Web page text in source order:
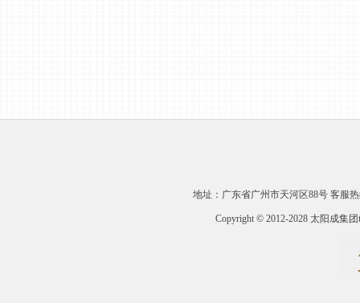
地址：广东省广州市天河区88号 客服热
Copyright © 2012-2028 太阳成集